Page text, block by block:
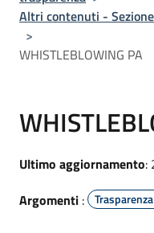
Altri contenuti -
>
WHISTLEBLOWING PA
Ultimo aggiornamento:
Argomenti :